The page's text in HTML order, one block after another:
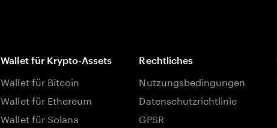
Wallet für Krypto-Assets
Wallet für Bitcoin
Wallet für Ethereum
Wallet für Solana
Rechtliches
Nutzungsbedingungen
Datenschutzrichtlinie
GPSR